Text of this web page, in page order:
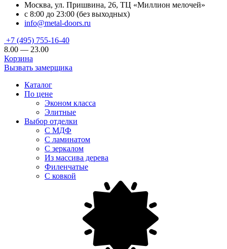
Москва, ул. Пришвина, 26, ТЦ «Миллион мелочей»
с 8:00 до 23:00 (без выходных)
info@metal-doors.ru
+7 (495) 755-16-40
8.00 — 23.00
Корзина
Вызвать замерщика
Каталог
По цене
Эконом класса
Элитные
Выбор отделки
С МДФ
С ламинатом
С зеркалом
Из массива дерева
Филенчатые
С ковкой